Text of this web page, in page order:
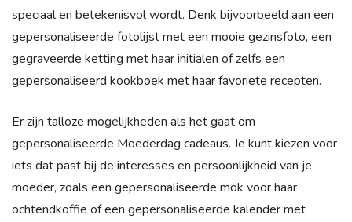
speciaal en betekenisvol wordt. Denk bijvoorbeeld aan een
gepersonaliseerde fotolijst met een mooie gezinsfoto, een
gegraveerde ketting met haar initialen of zelfs een
gepersonaliseerd kookboek met haar favoriete recepten.
Er zijn talloze mogelijkheden als het gaat om
gepersonaliseerde Moederdag cadeaus. Je kunt kiezen voor
iets dat past bij de interesses en persoonlijkheid van je
moeder, zoals een gepersonaliseerde mok voor haar
ochtendkoffie of een gepersonaliseerde kalender met